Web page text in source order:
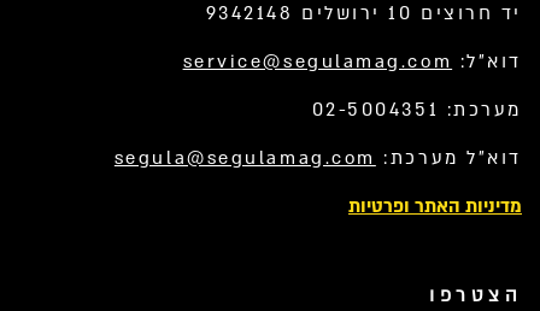
יד חרוצים 10 ירושלים 9342148
דוא”ל: service@segulamag.com
מערכת: 02-5004351
דוא”ל מערכת: segula@segulamag.com
מדיניות האתר ופרטיות
הצטרפו